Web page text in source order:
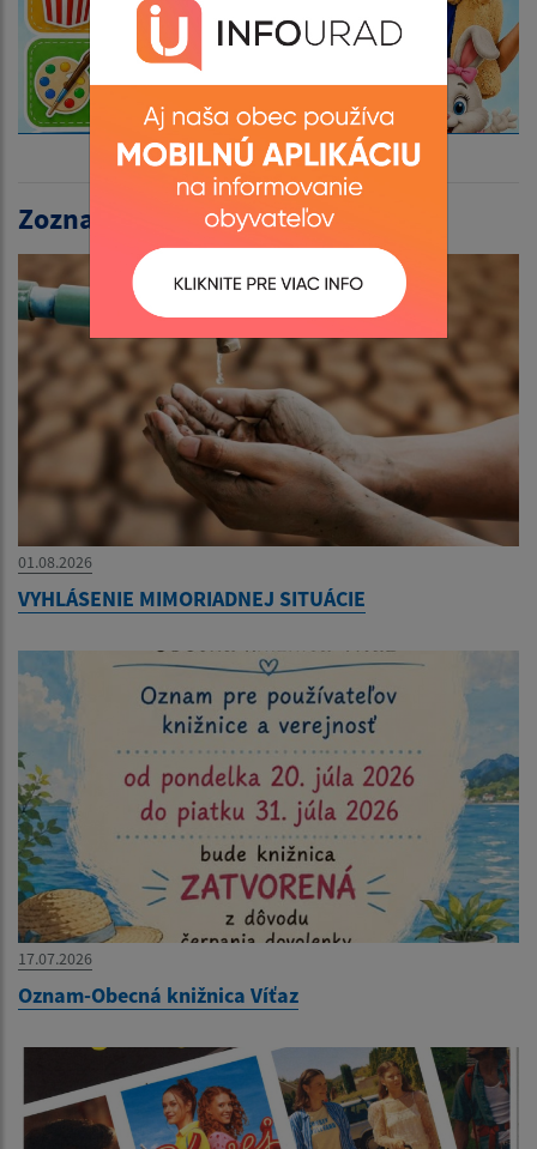
Zoznam aktualít:
01.08.2026
VYHLÁSENIE MIMORIADNEJ SITUÁCIE
17.07.2026
Oznam-Obecná knižnica Víťaz